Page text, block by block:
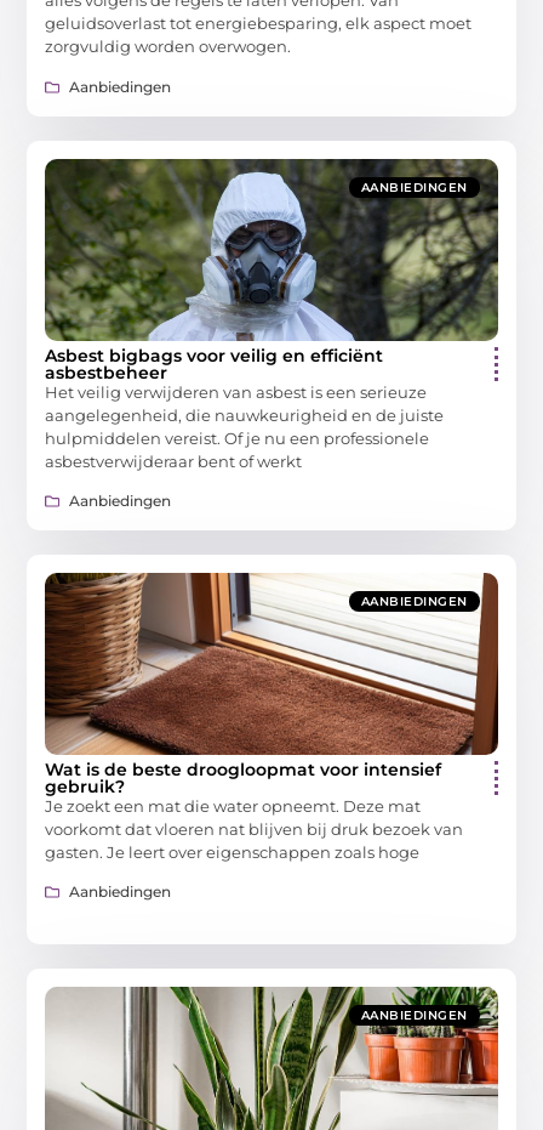
geluidsoverlast tot energiebesparing, elk aspect moet
zorgvuldig worden overwogen.
Aanbiedingen
AANBIEDINGEN
Asbest bigbags voor veilig en efficiënt
asbestbeheer
Het veilig verwijderen van asbest is een serieuze
aangelegenheid, die nauwkeurigheid en de juiste
hulpmiddelen vereist. Of je nu een professionele
asbestverwijderaar bent of werkt
Aanbiedingen
AANBIEDINGEN
Wat is de beste droogloopmat voor intensief
gebruik?
Je zoekt een mat die water opneemt. Deze mat
voorkomt dat vloeren nat blijven bij druk bezoek van
gasten. Je leert over eigenschappen zoals hoge
Aanbiedingen
AANBIEDINGEN